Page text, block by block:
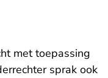
met toepassing
sprak ook